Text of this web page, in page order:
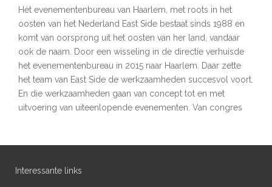
Hét evenementenbureau van Haarlem, met roots in het
oosten van het Nederland East Side bestaat sinds 1988 en
komt van oorsprong uit het oosten van her land, vandaar
ook de naam. Door een wisseling in de directie verhuisde
het evenementenbureau in 2015 naar Haarlem. Daar zette
het team van East Side de werkzaamheden succesvol voort.
En die werkzaamheden gaan van concept tot en met
uitvoering van uiteenlopende evenementen. Van congres
Interessante links